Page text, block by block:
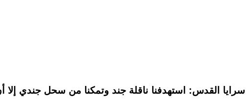
سرايا القدس: استهدفنا ناقلة جند وتمكنا من سحل جندي إلا